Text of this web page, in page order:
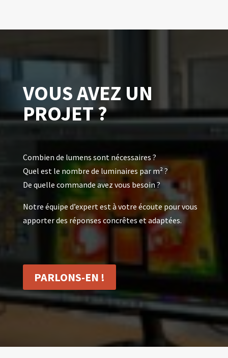
VOUS AVEZ UN
PROJET ?
Combien de lumens sont nécessaires ?
Quel est le nombre de luminaires par m² ?
De quelle commande avez vous besoin ?
Notre équipe d’expert est à votre écoute pour vous
apporter des réponses concrêtes et adaptées.
PARLONS-EN !